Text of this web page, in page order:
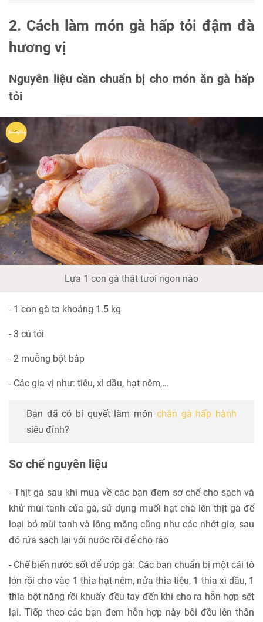
2. Cách làm món gà hấp tỏi đậm đà
hương vị
Nguyên liệu cần chuẩn bị cho món ăn gà hấp
tỏi
Lựa 1 con gà thật tươi ngon nào
- 1 con gà ta khoảng 1.5 kg
- 3 củ tỏi
- 2 muỗng bột bắp
- Các gia vị như: tiêu, xì dầu, hạt nêm,…
Bạn đã có bí quyết làm món chân gà hấp hành
siêu đỉnh?
Sơ chế nguyên liệu
- Thịt gà sau khi mua về các bạn đem sơ chế cho sạch và
khử mùi tanh của gà, sử dụng muối hạt chà lên thịt gà để
loại bỏ mùi tanh và lông măng cũng như các nhớt giơ, sau
đó rửa sạch lại với nước rồi để cho ráo
- Chế biến nước sốt để ướp gà: Các bạn chuẩn bị một cái tô
lớn rồi cho vào 1 thìa hạt nêm, nửa thìa tiêu, 1 thìa xì dầu, 1
thìa bột năng rồi khuấy đều tay đến khi cho ra hỗn hợp sệt
lại. Tiếp theo các bạn đem hỗn hợp này bôi đều lên thân